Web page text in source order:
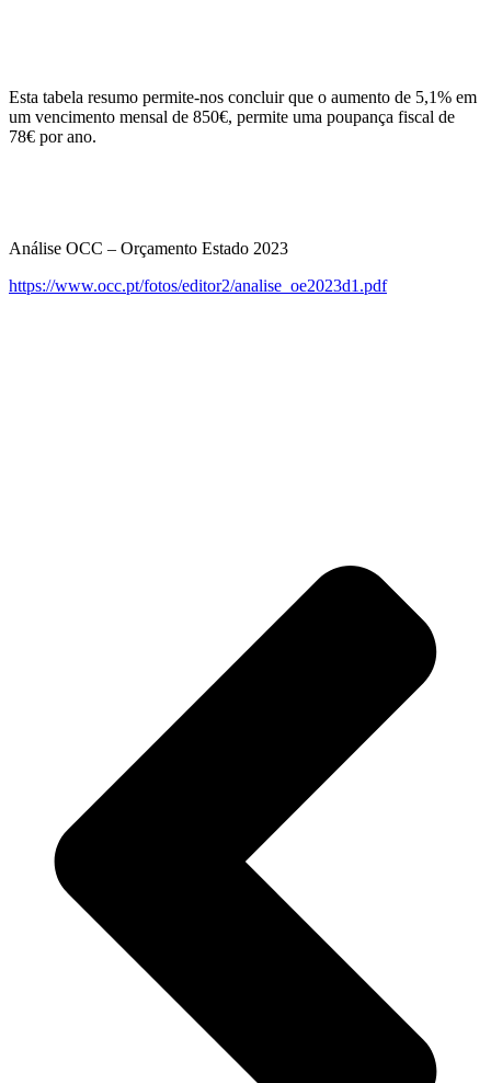
Esta tabela resumo permite-nos concluir que o aumento de 5,1% em
um vencimento mensal de 850€, permite uma poupança fiscal de
78€ por ano.
Análise OCC – Orçamento Estado 2023
https://www.occ.pt/fotos/editor2/analise_oe2023d1.pdf